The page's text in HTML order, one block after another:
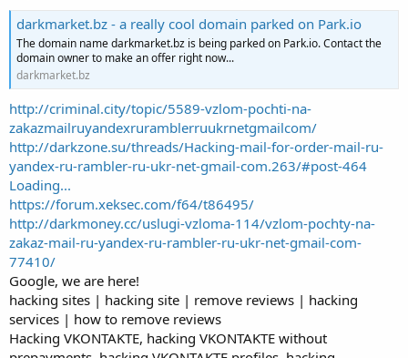
darkmarket.bz - a really cool domain parked on Park.io
The domain name darkmarket.bz is being parked on Park.io. Contact the
domain owner to make an offer right now...
darkmarket.bz
http://criminal.city/topic/5589-vzlom-pochti-na-
zakazmailruyandexruramblerruukrnetgmailcom/
http://darkzone.su/threads/Hacking-mail-for-order-mail-ru-
yandex-ru-rambler-ru-ukr-net-gmail-com.263/#post-464
Loading...
https://forum.xeksec.com/f64/t86495/
http://darkmoney.cc/uslugi-vzloma-114/vzlom-pochty-na-
zakaz-mail-ru-yandex-ru-rambler-ru-ukr-net-gmail-com-
77410/
Google, we are here!
hacking sites | hacking site | remove reviews | hacking
services | how to remove reviews
Hacking VKONTAKTE, hacking VKONTAKTE without